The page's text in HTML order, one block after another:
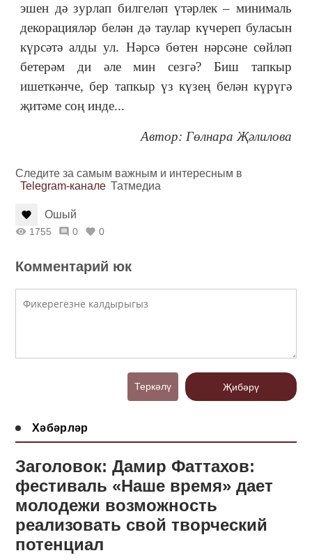
эшен дә зурлап билгеләп үтәрлек‒ минималь
декорацияләр белән дә таулар күчереп буласын
күрсәтә алды ул. Нәрсә бөтен нәрсәне сөйләп
бетерәм ди әле мин сезгә? Биш тапкыр
ишеткәнче, бер тапкыр үз күзең белән күрүгә
җитәме соң инде...
Автор: Гөлнара Җәлилова
Следите за самым важным и интересным в
Telegram-канале Татмедиа
Ошый
1755 0 0
Комментарий юк
Теркәлү Җибәрү
Хәбәрләр
Заголовок: Дамир Фаттахов:
фестиваль «Наше время» дает
молодежи возможность
реализовать свой творческий
потенциал